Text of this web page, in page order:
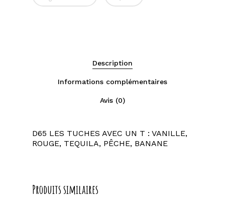
Description
Informations complémentaires
Avis (0)
D65 LES TUCHES AVEC UN T : VANILLE,
ROUGE, TEQUILA, PÊCHE, BANANE
Produits similaires